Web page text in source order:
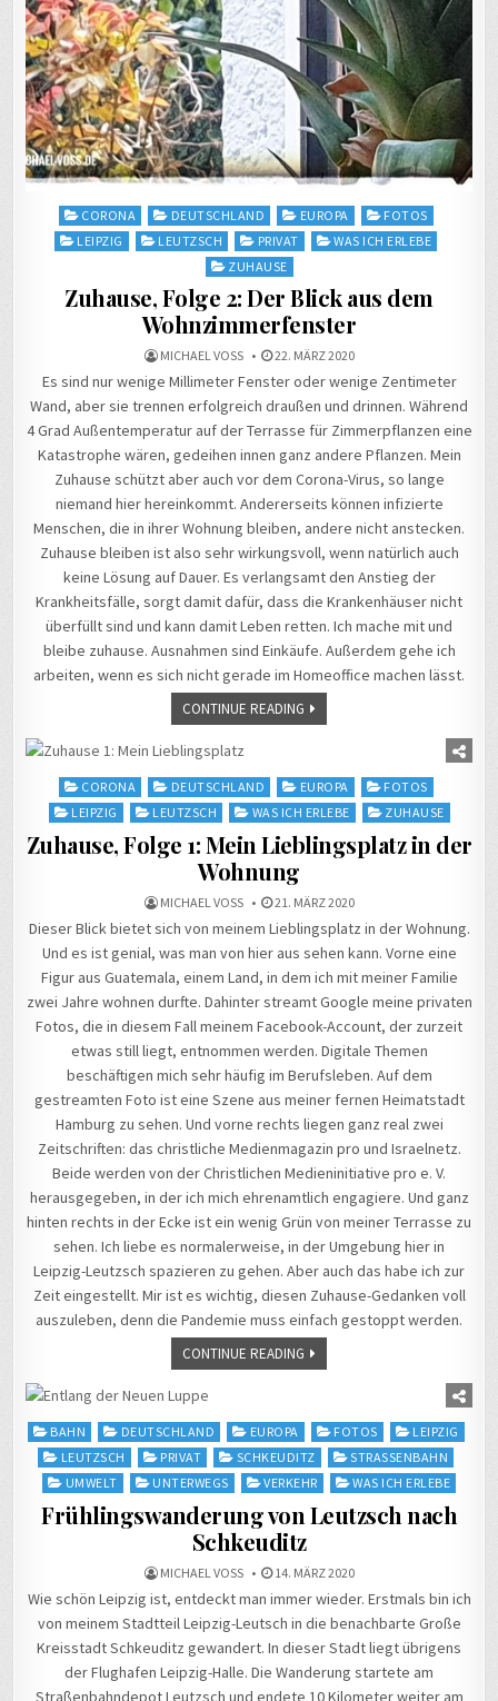
Posted
in
CORONA DEUTSCHLAND EUROPA
FOTOS
LEIPZIG
LEUTZSCH PRIVAT
WAS ICH ERLEBE
ZUHAUSE
Zuhause, Folge 2: Der Blick aus dem
Wohnzimmerfenster
MICHAEL VOSS 22. MÄRZ 2020
Es sind nur wenige Millimeter Fenster oder wenige Zentimeter
Wand, aber sie trennen erfolgreich draußen und drinnen. Während
4 Grad Außentemperatur auf der Terrasse für Zimmerpflanzen eine
Katastrophe wären, gedeihen innen ganz andere Pflanzen. Mein
Zuhause schützt aber auch vor dem Corona-Virus, so lange
niemand hier hereinkommt. Andererseits können infizierte
Menschen, die in ihrer Wohnung bleiben, andere nicht anstecken.
Zuhause bleiben ist also sehr wirkungsvoll, wenn natürlich auch
keine Lösung auf Dauer. Es verlangsamt den Anstieg der
Krankheitsfälle, sorgt damit dafür, dass die Krankenhäuser nicht
überfüllt sind und kann damit Leben retten. Ich mache mit und
bleibe zuhause. Ausnahmen sind Einkäufe. Außerdem gehe ich
arbeiten, wenn es sich nicht gerade im Homeoffice machen lässt.
CONTINUE READING
Posted
in
CORONA DEUTSCHLAND EUROPA
FOTOS
LEIPZIG
LEUTZSCH WAS ICH ERLEBE ZUHAUSE
Zuhause, Folge 1: Mein Lieblingsplatz in der
Wohnung
MICHAEL VOSS 21. MÄRZ 2020
Dieser Blick bietet sich von meinem Lieblingsplatz in der Wohnung.
Und es ist genial, was man von hier aus sehen kann. Vorne eine
Figur aus Guatemala, einem Land, in dem ich mit meiner Familie
zwei Jahre wohnen durfte. Dahinter streamt Google meine privaten
Fotos, die in diesem Fall meinem Facebook-Account, der zurzeit
etwas still liegt, entnommen werden. Digitale Themen
beschäftigen mich sehr häufig im Berufsleben. Auf dem
gestreamten Foto ist eine Szene aus meiner fernen Heimatstadt
Hamburg zu sehen. Und vorne rechts liegen ganz real zwei
Zeitschriften: das christliche Medienmagazin pro und Israelnetz.
Beide werden von der Christlichen Medieninitiative pro e. V.
herausgegeben, in der ich mich ehrenamtlich engagiere. Und ganz
hinten rechts in der Ecke ist ein wenig Grün von meiner Terrasse zu
sehen. Ich liebe es normalerweise, in der Umgebung hier in
Leipzig-Leutzsch spazieren zu gehen. Aber auch das habe ich zur
Zeit eingestellt. Mir ist es wichtig, diesen Zuhause-Gedanken voll
auszuleben, denn die Pandemie muss einfach gestoppt werden.
CONTINUE READING
Posted
BAHN DEUTSCHLAND EUROPA FOTOS
LEIPZIG
LEUTZSCH
PRIVAT SCHKEUDITZ
STRASSENBAHN
UMWELT
UNTERWEGS VERKEHR WAS ICH ERLEBE
Frühlingswanderung von Leutzsch nach
Schkeuditz
MICHAEL VOSS 14. MÄRZ 2020
Wie schön Leipzig ist, entdeckt man immer wieder. Erstmals bin ich
von meinem Stadtteil Leipzig-Leutsch in die benachbarte Große
Kreisstadt Schkeuditz gewandert. In dieser Stadt liegt übrigens
der Flughafen Leipzig-Halle. Die Wanderung startete am
Straßenbahndepot Leutzsch und endete 10 Kilometer weiter am